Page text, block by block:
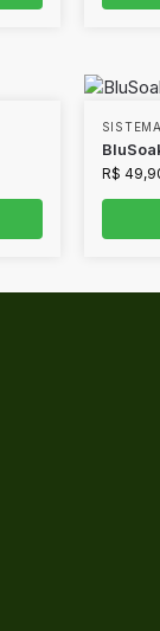
R$